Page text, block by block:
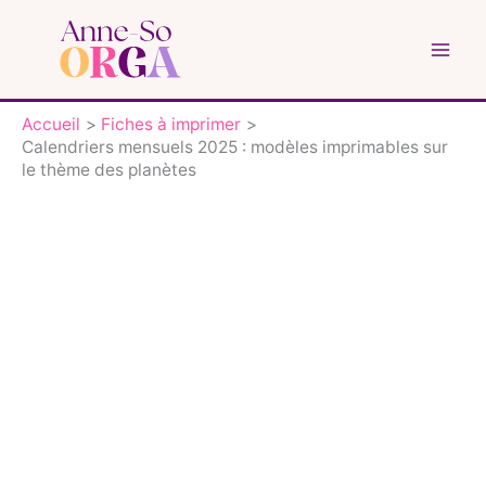
contenu
Accueil
Fiches à imprimer
Calendriers mensuels 2025 : modèles imprimables sur
le thème des planètes